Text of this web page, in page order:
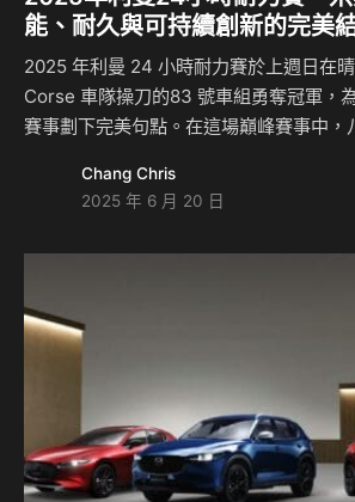
能、耐久與可持續創新的完美
2025 年利曼 24 小時耐力賽於上週日在
Corse 車隊操刀的83 號車組勇奪冠軍，
賽事劃下完美句點。在這場巔峰賽事中
胎在頂尖賽事中無可撼動的極致穩定性與
程乾燥且日夜溫差劇烈的賽道條件，米
車部門耐力賽計劃經理 Pierre Alves 表示
時耐力賽精彩非凡，整個賽事週末沒有降
Chang Chris
2025 年 6 月 20 日